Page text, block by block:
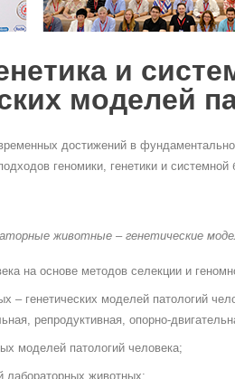
и
моделей
достижений в
геномики, генетики и системной
животные – генетические
на основе методов селекции и
– генетических моделей патологий
репродуктивная, опорно-
моделей патологий человека;
лабораторных животных;